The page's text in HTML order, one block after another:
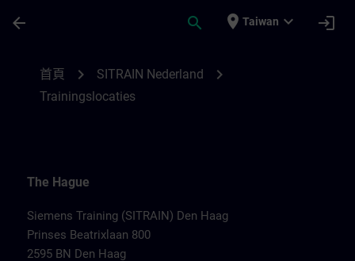
arrow_back search place Taiwan expand_more login
首頁 chevron_right SITRAIN Nederland chevron_right
Trainingslocaties
The Hague
Siemens Training (SITRAIN) Den Haag
Prinses Beatrixlaan 800
2595 BN Den Haag